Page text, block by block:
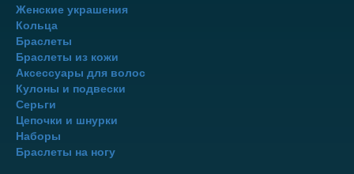
Женские украшения
Кольца
Браслеты
Браслеты из кожи
Аксессуары для волос
Кулоны и подвески
Серьги
Цепочки и шнурки
Наборы
Браслеты на ногу